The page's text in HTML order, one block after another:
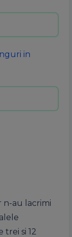
in
n-au lacrimi
trei si 12